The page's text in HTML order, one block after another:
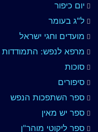
יום כיפור
ל"ג בעומר
מועדים וחגי ישראל
מרפא לנפש: התמודדות
סוכות
סיפורים
ספר השתפכות הנפש
ספר יש מאין
ספר ליקוטי מוהר"ן